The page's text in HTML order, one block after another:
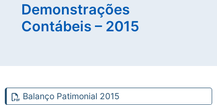
Demonstrações
Contábeis – 2015
Balanço Patimonial 2015